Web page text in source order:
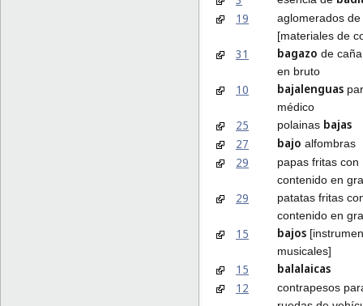
19
aglomerados de
[materiales de
31 bagazo de
en bruto
10 bajalenguas
médico
25 polainas bajas
27
bajo alfombras
29 papas fritas con
contenido en
29
patatas fritas
contenido en
15 bajos
musicales]
15
balalaicas
12
contrapesos